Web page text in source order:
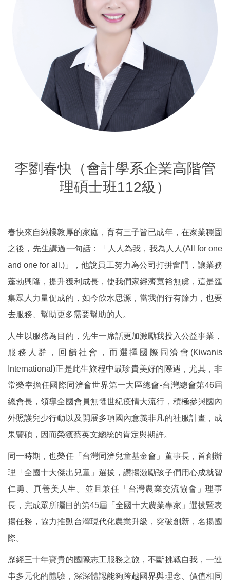
李劉春快（會計學系企業高階管
理碩士班112級）
春快來自純樸敦厚的家庭，育有三子皆已成年，在家業穩固
之後，先生講過一句話：「人人為我，我為人人(All for one
and one for all.)」，他說員工努力為公司打拼奮鬥，讓業務
蓬勃興隆，提升獲利成長，使我們家經濟寬裕無虞，這是匯
集眾人力量促成的，如今飲水思源，當我們行有餘力，也要
去服務、幫助更多需要幫助的人。
人生以服務為目的，先生一席話更加激勵我投入公益事業，
服務人群，回饋社會，而選擇國際同濟會(Kiwanis
International)正是此生旅程中最珍貴美好的際遇，尤其，非
常榮幸擔任國際同濟會世界第一大區總會-台灣總會第46屆
總會長，領導全國會員無懼世紀疫情大流行，積極參與國內
外照護兒少行動以及開展多項國內意義非凡的社服計畫，成
果豐碩，因而榮獲蔡英文總統的肯定與期許。
同一時期，也榮任「台灣同濟兒童基金會」董事長，首創辦
理「全國十大傑出兒童」選拔，讚揚激勵孩子們用心成就智
仁勇、真善美人生。並且兼任「台灣農業交流協會」理事
長，完成眾所矚目的第45屆「全國十大農業專家」選拔暨表
揚任務，協力推動台灣現代化農業升級，突破創新，名揚國
際。
歷經三十年寶貴的國際志工服務之旅，不斷挑戰自我，一連
串多元化的體驗，深深體認能夠跨越國界與理念、價值相同